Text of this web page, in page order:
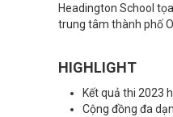
Headington School
trung tâm thành phố
HIGHLIGHT
Kết quả thi 2023
Cộng đồng đa